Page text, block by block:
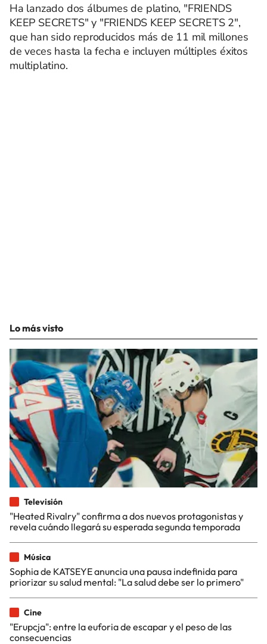
Ha lanzado dos álbumes de platino, "FRIENDS
KEEP SECRETS" y "FRIENDS KEEP SECRETS 2",
que han sido reproducidos más de 11 mil millones
de veces hasta la fecha e incluyen múltiples éxitos
multiplatino.
Lo más visto
Televisión
"Heated Rivalry" confirma a dos nuevos protagonistas y
revela cuándo llegará su esperada segunda temporada
Música
Sophia de KATSEYE anuncia una pausa indefinida para
priorizar su salud mental: "La salud debe ser lo primero"
Cine
"Erupcja": entre la euforia de escapar y el peso de las
consecuencias